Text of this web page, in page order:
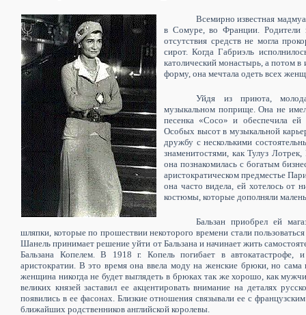
Всемирно известная
в Сомуре, во Франции. Родители
отсутствия средств не могла
сирот. Когда Габриэль
католический монастырь, а потом
форму, она мечтала одеть всех
Уйдя из приюта,
музыкальном поприще. Она не
песенка «Coco» и обеспечила ей
Особых высот в музыкальной
дружбу с несколькими
знаменитостями, как Тулуз
она познакомилась с богатым
аристократическом предместье
она часто видела, ей хотелось от
костюмы, которые дополняли
Бальзан приобрел ей
шляпки, которые по прошествии некоторого времени стали
Шанель принимает решение уйти от Бальзана и начинает жить
Бальзана Копелем.В 1918 г. Копель погибает в автокатастрофе,
аристократии. В это время она ввела моду на женские брюки, но сама
женщина никогда не будет выглядеть в брюках так же хорошо, как
великих князей заставил ее акцентировать внимание на деталях
появились в ее фасонах. Близкие отношения связывали ее с
ближайших родственников английской королевы.